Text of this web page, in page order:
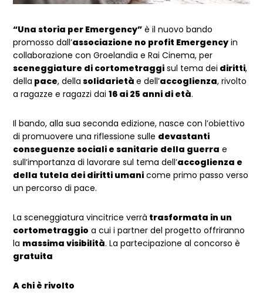
“Una storia per Emergency” è il nuovo bando
promosso dall’associazione no profit Emergency in
collaborazione con Groelandia e Rai Cinema, per
sceneggiature di cortometraggi sul tema dei diritti,
della pace, della solidarietàe dell’accoglienza, rivolto
a ragazze e ragazzi dai16 ai 25 anni di età.
Il bando, alla sua seconda edizione, nasce con l’obiettivo
di promuovere una riflessione sulle devastanti
conseguenze sociali e sanitarie della guerra e
sull’importanza di lavorare sul tema dell’accoglienza e
della tutela dei diritti umani come primo passo verso
un percorso di pace.
La sceneggiatura vincitrice verrà trasformata in un
cortometraggio a cui i partner del progetto offriranno
la massima visibilità. La partecipazione al concorso è
gratuita
A chi è rivolto